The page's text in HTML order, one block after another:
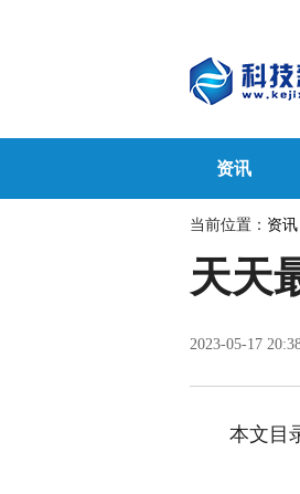
资讯
当前位置： 资讯
天天
2023-05-17
本文目